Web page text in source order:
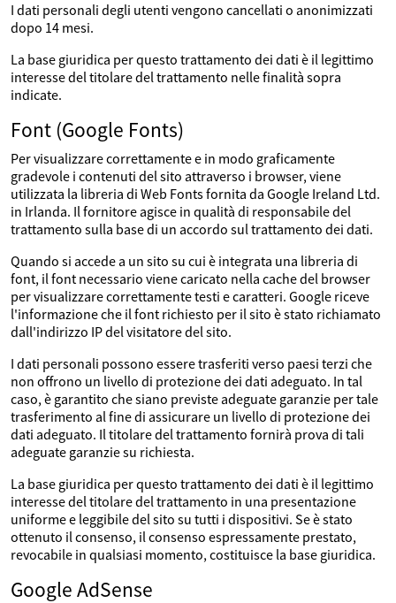
I dati personali degli utenti vengono cancellati o anonimizzati
dopo 14 mesi.
La base giuridica per questo trattamento dei dati è il legittimo
interesse del titolare del trattamento nelle finalità sopra
indicate.
Font (Google Fonts)
Per visualizzare correttamente e in modo graficamente
gradevole i contenuti del sito attraverso i browser, viene
utilizzata la libreria di Web Fonts fornita da Google Ireland Ltd.
in Irlanda. Il fornitore agisce in qualità di responsabile del
trattamento sulla base di un accordo sul trattamento dei dati.
Quando si accede a un sito su cui è integrata una libreria di
font, il font necessario viene caricato nella cache del browser
per visualizzare correttamente testi e caratteri. Google riceve
l'informazione che il font richiesto per il sito è stato richiamato
dall'indirizzo IP del visitatore del sito.
I dati personali possono essere trasferiti verso paesi terzi che
non offrono un livello di protezione dei dati adeguato. In tal
caso, è garantito che siano previste adeguate garanzie per tale
trasferimento al fine di assicurare un livello di protezione dei
dati adeguato. Il titolare del trattamento fornirà prova di tali
adeguate garanzie su richiesta.
La base giuridica per questo trattamento dei dati è il legittimo
interesse del titolare del trattamento in una presentazione
uniforme e leggibile del sito su tutti i dispositivi. Se è stato
ottenuto il consenso, il consenso espressamente prestato,
revocabile in qualsiasi momento, costituisce la base giuridica.
Google AdSense